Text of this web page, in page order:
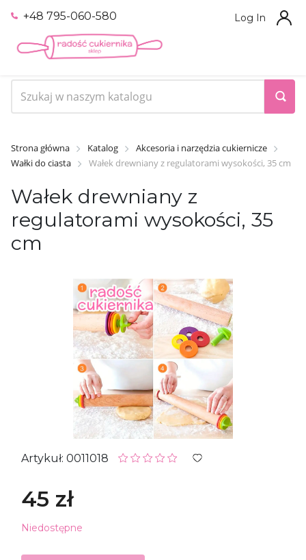
+48 795-060-580 Log In
Strona główna Katalog
Akcesoria i narzędzia cukiernicze
Wałki do ciasta
Wałek drewniany z regulatorami wysokości, 35 cm
Wałek drewniany z
regulatorami wysokości, 35
cm
Artykuł: 0011018
45 zł
Niedostępne